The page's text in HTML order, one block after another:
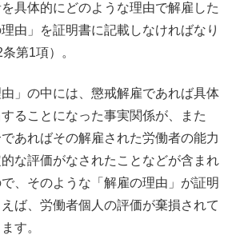
具体的にどのような理由で解雇した
由」を証明書に記載しなければなり
第1項）。
」の中には、懲戒解雇であれば具体
ることになった事実関係が、また
であればその解雇された労働者の能力
な評価がなされたことなどが含まれ
、そのような「解雇の理由」が証明
ば、労働者個人の評価が棄損されて
す。